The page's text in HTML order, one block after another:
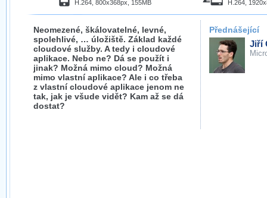
H.264, 800x368px, 155MB H.264,
Neomezené, škálovatelné, levné,
spolehlivé, … úložiště. Základ každé
cloudové služby. A tedy i cloudové
aplikace. Nebo ne? Dá se použít i
jinak? Možná mimo cloud? Možná
mimo vlastní aplikace? Ale i co třeba
z vlastní cloudové aplikace jenom ne
tak, jak je všude vidět? Kam až se dá
dostat?
Přednášející
Jiří